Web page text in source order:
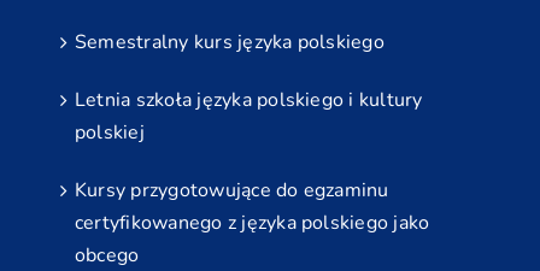
Semestralny kurs języka polskiego
Letnia szkoła języka polskiego i kultury
polskiej
Kursy przygotowujące do egzaminu
certyfikowanego z języka polskiego jako
obcego